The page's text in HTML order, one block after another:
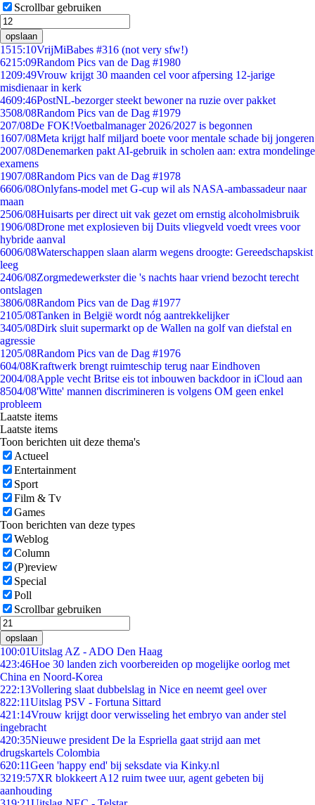
Scrollbar gebruiken
opslaan
1515:10VrijMiBabes #316 (not very sfw!)
6215:09Random Pics van de Dag #1980
1209:49Vrouw krijgt 30 maanden cel voor afpersing 12-jarige
misdienaar in kerk
4609:46PostNL-bezorger steekt bewoner na ruzie over pakket
3508/08Random Pics van de Dag #1979
207/08De FOK!Voetbalmanager 2026/2027 is begonnen
1607/08Meta krijgt half miljard boete voor mentale schade bij jongeren
2007/08Denemarken pakt AI-gebruik in scholen aan: extra mondelinge
examens
1907/08Random Pics van de Dag #1978
6606/08Onlyfans-model met G-cup wil als NASA-ambassadeur naar
maan
2506/08Huisarts per direct uit vak gezet om ernstig alcoholmisbruik
1906/08Drone met explosieven bij Duits vliegveld voedt vrees voor
hybride aanval
6006/08Waterschappen slaan alarm wegens droogte: Gereedschapskist
leeg
2406/08Zorgmedewerkster die 's nachts haar vriend bezocht terecht
ontslagen
3806/08Random Pics van de Dag #1977
2105/08Tanken in België wordt nóg aantrekkelijker
3405/08Dirk sluit supermarkt op de Wallen na golf van diefstal en
agressie
1205/08Random Pics van de Dag #1976
604/08Kraftwerk brengt ruimteschip terug naar Eindhoven
2004/08Apple vecht Britse eis tot inbouwen backdoor in iCloud aan
8504/08'Witte' mannen discrimineren is volgens OM geen enkel
probleem
Laatste items
Laatste items
Toon berichten uit deze thema's
Actueel
Entertainment
Sport
Film & Tv
Games
Toon berichten van deze types
Weblog
Column
(P)review
Special
Poll
Scrollbar gebruiken
opslaan
100:01Uitslag AZ - ADO Den Haag
423:46Hoe 30 landen zich voorbereiden op mogelijke oorlog met
China en Noord-Korea
222:13Vollering slaat dubbelslag in Nice en neemt geel over
822:11Uitslag PSV - Fortuna Sittard
421:14Vrouw krijgt door verwisseling het embryo van ander stel
ingebracht
420:35Nieuwe president De la Espriella gaat strijd aan met
drugskartels Colombia
620:11Geen 'happy end' bij seksdate via Kinky.nl
3219:57XR blokkeert A12 ruim twee uur, agent gebeten bij
aanhouding